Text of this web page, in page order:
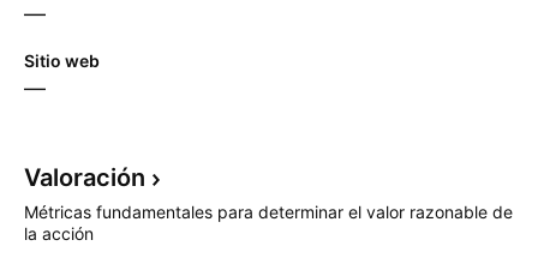
—
Sitio web
—
Valoración
Métricas fundamentales para determinar el valor razonable de
la acción